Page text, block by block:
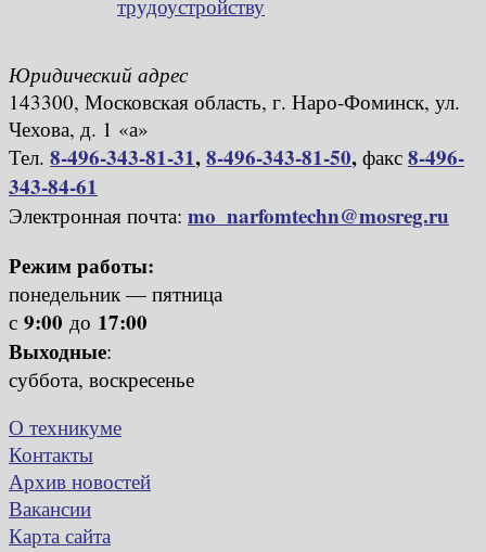
трудоустройству
Юридический адрес
143300, Московская область, г. Наро-Фоминск, ул.
Чехова, д. 1 «а»
Тел. 8-496-343-81-31,8-496-343-81-50, факс 8-496-
343-84-61
Электронная почта: mo_narfomtechn@mosreg.ru
Режим работы:
понедельник — пятница
с 9:00 до 17:00
Выходные:
суббота, воскресенье
О техникуме
Контакты
Архив новостей
Вакансии
Карта сайта